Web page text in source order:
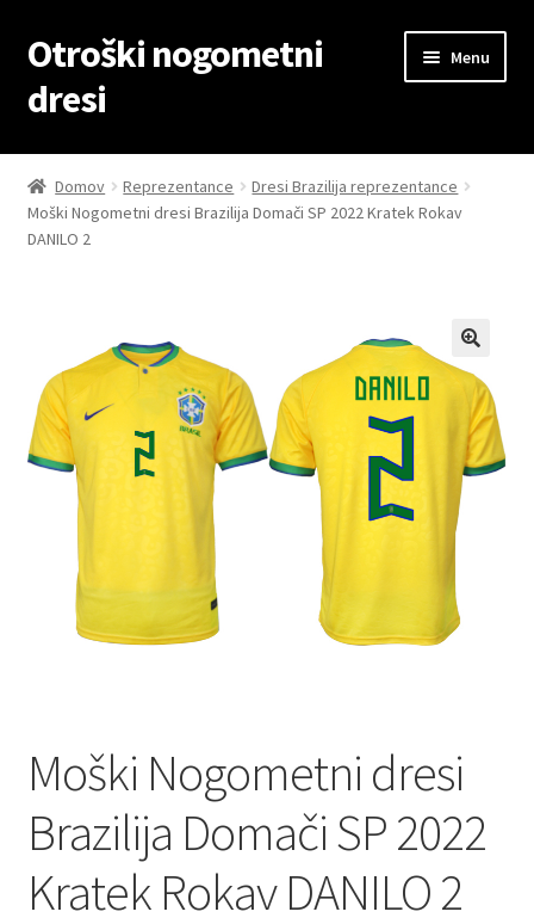
Skip
to
navigation
Skip
to
content
Otroški nogometni
dresi
Menu
Domov
Blog
Moj račun
Trgovina
Domov Reprezentance
Dresi Brazilija reprezentance
Moški Nogometni dresi Brazilija Domači SP 2022 Kratek Rokav
DANILO 2
Moški Nogometni dresi
Brazilija Domači SP 2022
Kratek Rokav DANILO 2